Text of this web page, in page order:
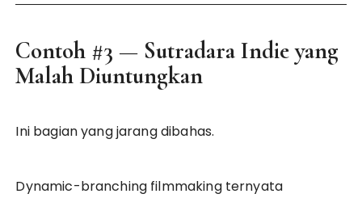
Contoh #3 — Sutradara Indie yang
Malah Diuntungkan
Ini bagian yang jarang dibahas.
Dynamic-branching filmmaking ternyata